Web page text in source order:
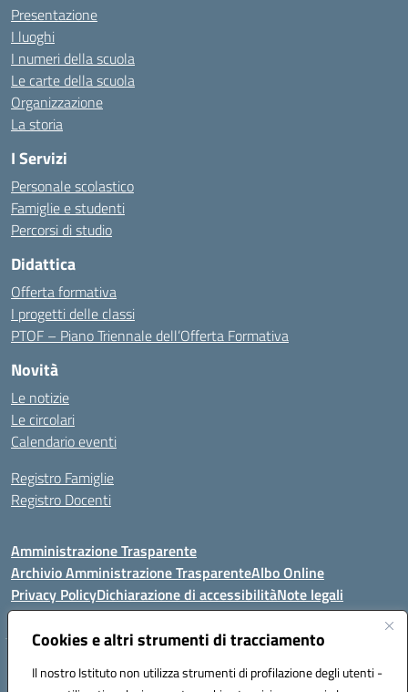
Cookies e altri strumenti di tracciamento
Il nostro Istituto non utilizza strumenti di profilazione degli utenti -
Presentazione
I luoghi
I numeri della scuola
Le carte della scuola
Organizzazione
La storia
I Servizi
Personale scolastico
Famiglie e studenti
Percorsi di studio
Didattica
Offerta formativa
I progetti delle classi
PTOF – Piano Triennale dell’Offerta Formativa
Novità
Le notizie
Le circolari
Calendario eventi
Registro Famiglie
Registro Docenti
Amministrazione Trasparente
Archivio Amministrazione TrasparenteAlbo Online
Privacy PolicyDichiarazione di accessibilitàNote legali
Istituto Comprensivo Statale